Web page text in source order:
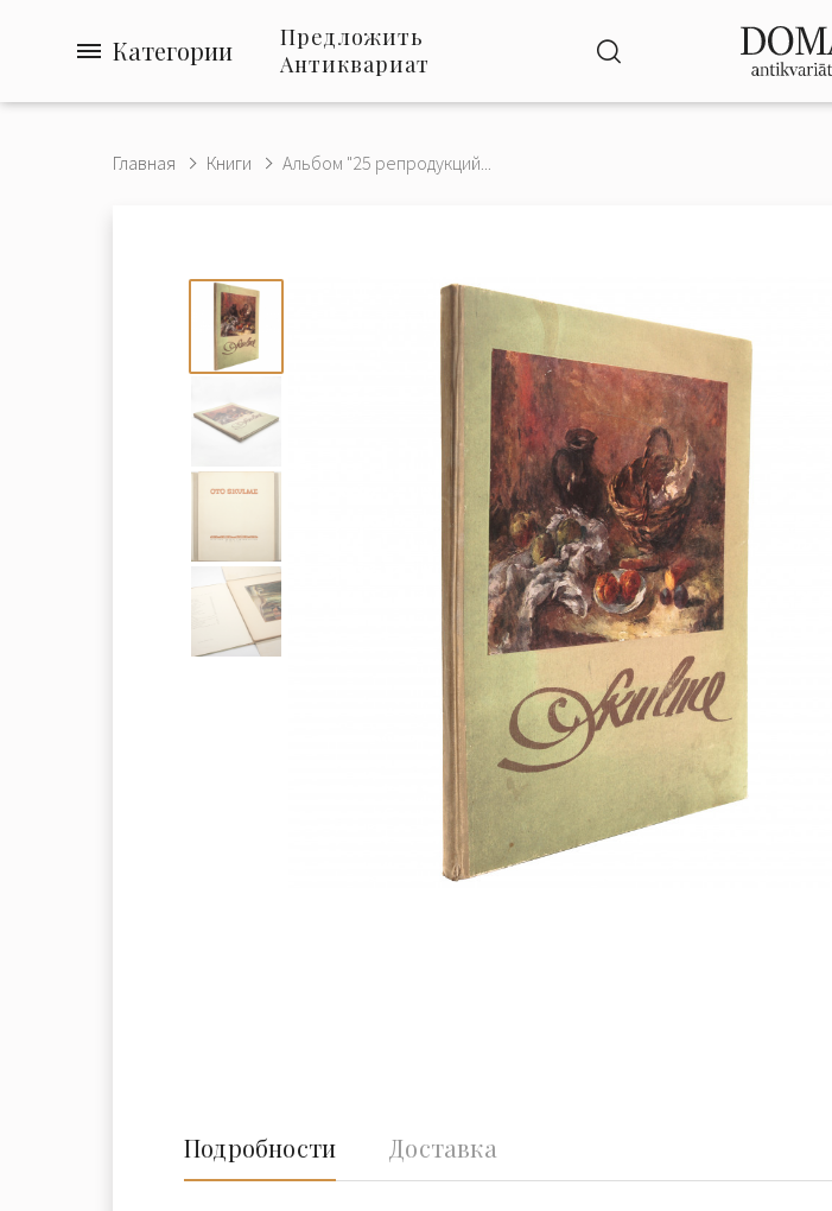
Категории
Предложить
Антиквариат
Главная Книги Альбом "25 репродукций...
Подробности Доставка